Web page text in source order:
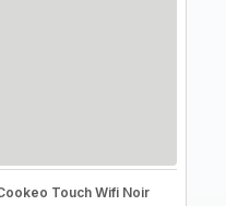
Touch Wifi Noir